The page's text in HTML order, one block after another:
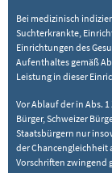
Bei medizinisch
Suchterkrankte,
Einrichtungen des
Aufenthaltes gemäß
Leistung in dieser
Vor Ablauf der in Abs.
Bürger, Schweizer
Staatsbürgern nur
der
Vorschriften zwingend